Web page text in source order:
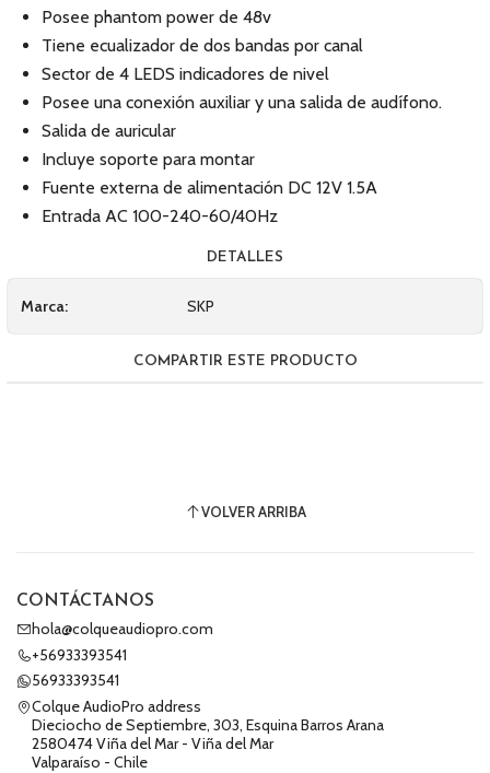
Posee phantom power de 48v
Tiene ecualizador de dos bandas por canal
Sector de 4 LEDS indicadores de nivel
Posee una conexión auxiliar y una salida de audífono.
Salida de auricular
Incluye soporte para montar
Fuente externa de alimentación DC 12V 1.5A
Entrada AC 100-240-60/40Hz
DETALLES
Marca: SKP
COMPARTIR ESTE PRODUCTO
VOLVER ARRIBA
CONTÁCTANOS
hola@colqueaudiopro.com
+56933393541
56933393541
Colque AudioPro address
Dieciocho de Septiembre, 303, Esquina Barros Arana
2580474 Viña del Mar - Viña del Mar
Valparaíso - Chile